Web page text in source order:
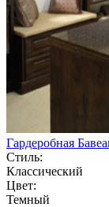
Гардеробная
Стиль:
Классический
Цвет:
Темный